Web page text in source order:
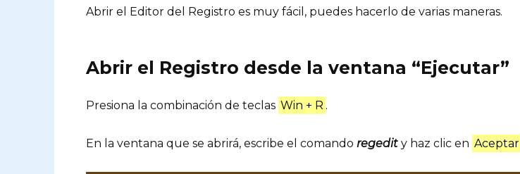
Abrir el Editor del Registro es muy fácil, puedes hacerlo de varias maneras.
Abrir el Registro desde la ventana “Ejecutar”
Presiona la combinación de teclas Win + R .
En la ventana que se abrirá, escribe el comando regedit y haz clic en Aceptar